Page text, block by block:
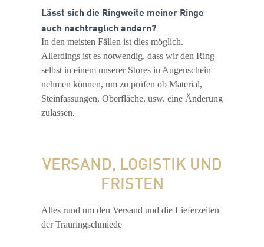
Lässt sich die Ringweite meiner Ringe
auch nachträglich ändern?
In den meisten Fällen ist dies möglich.
Allerdings ist es notwendig, dass wir den Ring
selbst in einem unserer Stores in Augenschein
nehmen können, um zu prüfen ob Material,
Steinfassungen, Oberfläche, usw. eine Änderung
zulassen.
VERSAND, LOGISTIK UND
FRISTEN
Alles rund um den Versand und die Lieferzeiten
der Trauringschmiede